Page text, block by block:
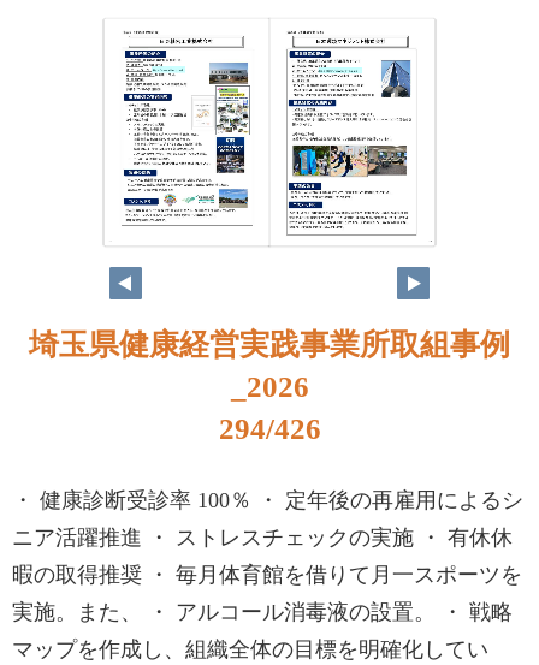
278 279
埼玉県健康経営実践事業所取組事例
_2026
294/426
・ 健康診断受診率 100％ ・ 定年後の再雇用によるシ
ニア活躍推進 ・ ストレスチェックの実施 ・ 有休休
暇の取得推奨 ・ 毎月体育館を借りて月一スポーツを
実施。また、 ・ アルコール消毒液の設置。 ・ 戦略
マップを作成し、組織全体の目標を明確化してい